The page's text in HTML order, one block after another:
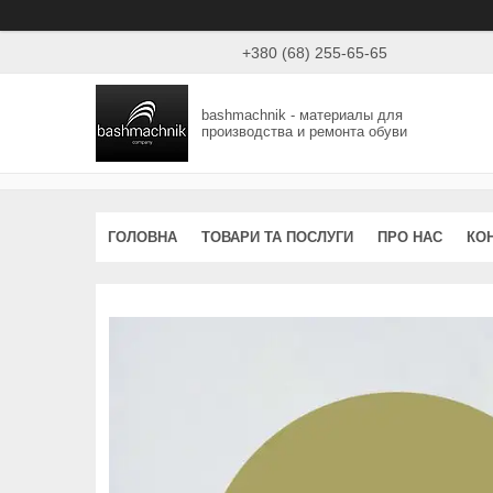
+380 (68) 255-65-65
bashmachnik - материалы для
производства и ремонта обуви
ГОЛОВНА ТОВАРИ ТА ПОСЛУГИ ПРО НАС